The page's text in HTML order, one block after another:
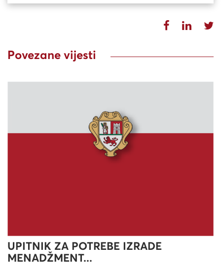
Povezane vijesti
UPITNIK ZA POTREBE IZRADE
MENADŽMENT...